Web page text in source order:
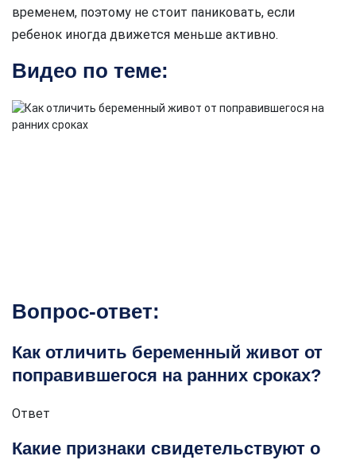
временем, поэтому не стоит паниковать, если
ребенок иногда движется меньше активно.
Видео по теме:
Вопрос-ответ:
Как отличить беременный живот от
поправившегося на ранних сроках?
Ответ
Какие признаки свидетельствуют о